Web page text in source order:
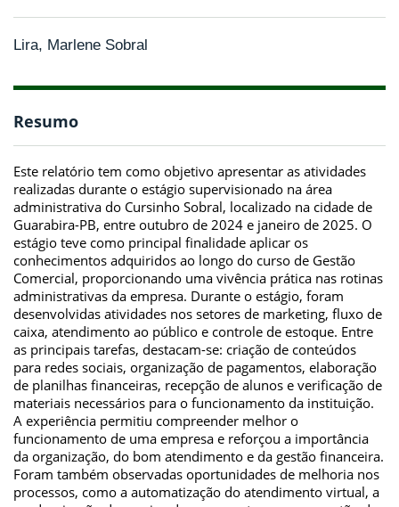
Lira, Marlene Sobral
Resumo
Este relatório tem como objetivo apresentar as atividades
realizadas durante o estágio supervisionado na área
administrativa do Cursinho Sobral, localizado na cidade de
Guarabira-PB, entre outubro de 2024 e janeiro de 2025. O
estágio teve como principal finalidade aplicar os
conhecimentos adquiridos ao longo do curso de Gestão
Comercial, proporcionando uma vivência prática nas rotinas
administrativas da empresa. Durante o estágio, foram
desenvolvidas atividades nos setores de marketing, fluxo de
caixa, atendimento ao público e controle de estoque. Entre
as principais tarefas, destacam-se: criação de conteúdos
para redes sociais, organização de pagamentos, elaboração
de planilhas financeiras, recepção de alunos e verificação de
materiais necessários para o funcionamento da instituição.
A experiência permitiu compreender melhor o
funcionamento de uma empresa e reforçou a importância
da organização, do bom atendimento e da gestão financeira.
Foram também observadas oportunidades de melhoria nos
processos, como a automatização do atendimento virtual, a